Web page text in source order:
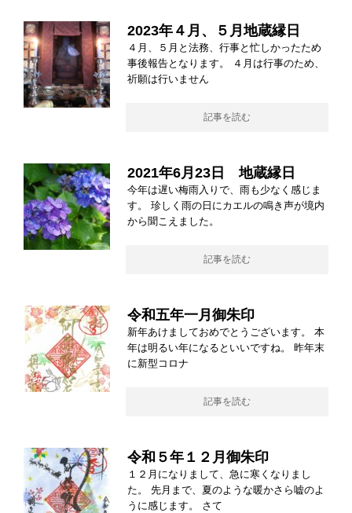
2023年４月、５月地蔵縁日
４月、５月と法務、行事と忙しかったため
事後報告となります。 ４月は行事のため、
祈願は行いません
記事を読む
2021年6月23日 地蔵縁日
今年は遅い梅雨入りで、雨も少なく感じま
す。 珍しく雨の日にカエルの鳴き声が境内
から聞こえました。
記事を読む
令和五年一月御朱印
新年あけましておめでとうございます。 本
年は明るい年になるといいですね。 昨年末
に新型コロナ
記事を読む
令和５年１２月御朱印
１２月になりまして、急に寒くなりまし
た。 先月まで、夏のような暖かさら嘘のよ
うに感じます。 さて